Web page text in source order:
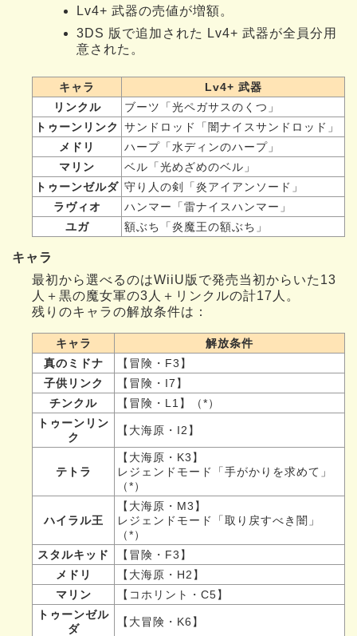
Lv4+ 武器の売値が増額。
3DS 版で追加された Lv4+ 武器が全員分用
意された。
キャラ
Lv4+ 武器
リンクル
ブーツ「光ペガサスのくつ」
トゥーンリンク
サンドロッド「闇ナイスサンドロッド」
メドリ
ハープ「水ディンのハープ」
マリン
ベル「光めざめのベル」
トゥーンゼルダ 守り人の剣「炎アイアンソード」
ラヴィオ
ハンマー「雷ナイスハンマー」
ユガ
額ぶち「炎魔王の額ぶち」
キャラ
最初から選べるのはWiiU版で発売当初からいた13
人＋黒の魔女軍の3人＋リンクルの計17人。
残りのキャラの解放条件は：
キャラ
解放条件
真のミドナ
【冒険・F3】
子供リンク
【冒険・I7】
チンクル
【冒険・L1】（*）
トゥーンリン
ク
【大海原・I2】
テトラ
【大海原・K3】
レジェンドモード「手がかりを求めて」
（*）
ハイラル王
【大海原・M3】
レジェンドモード「取り戻すべき闇」
（*）
スタルキッド
【冒険・F3】
メドリ
【大海原・H2】
マリン
【コホリント・C5】
トゥーンゼル
ダ
【大冒険・K6】